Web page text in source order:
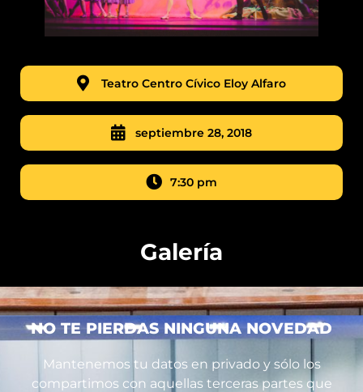
Teatro Centro Cívico Eloy Alfaro
septiembre 28, 2018
7:30 pm
Galería
NO TE PIERDAS NINGUNA NOVEDAD
Mantenemos tu datos en privado y sólo los
compartimos con aquellas terceras partes que